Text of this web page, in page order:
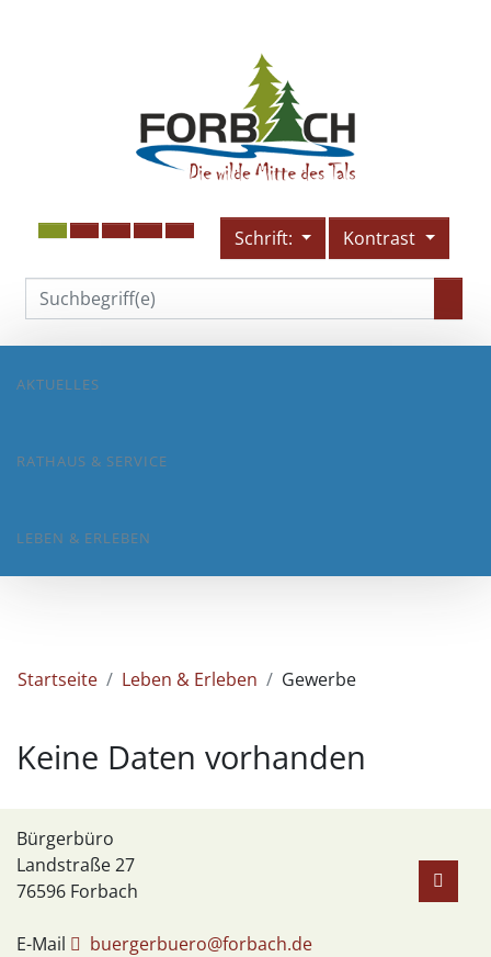
Schrift: Kontrast
AKTUELLES
RATHAUS & SERVICE
LEBEN & ERLEBEN
Startseite Leben & Erleben Gewerbe
Keine Daten vorhanden
Bürgerbüro
Landstraße 27
76596 Forbach
E-Mail
buergerbuero@forbach.de